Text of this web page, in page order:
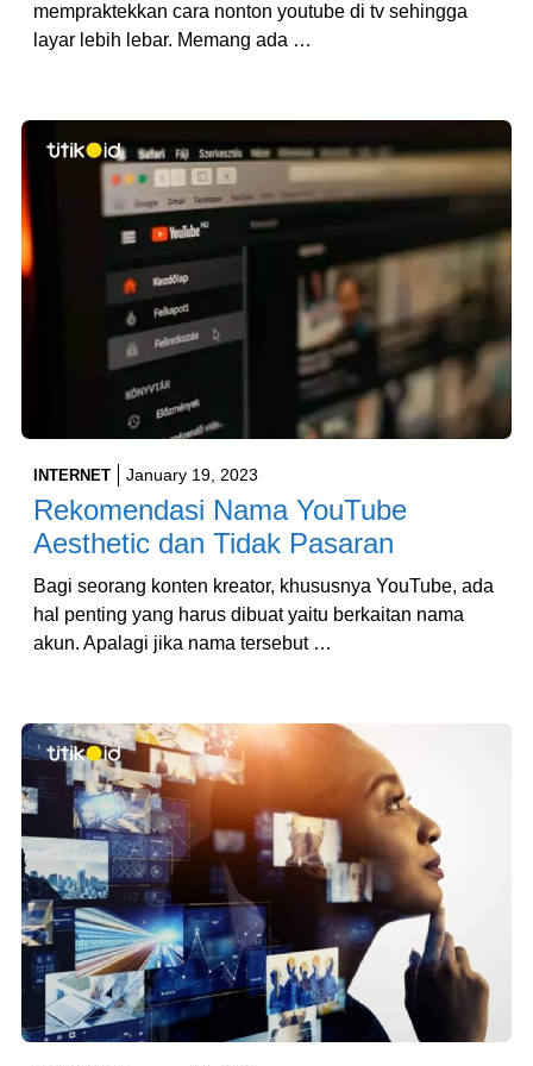
mempraktekkan cara nonton youtube di tv sehingga
layar lebih lebar. Memang ada …
INTERNET January 19, 2023
Rekomendasi Nama YouTube
Aesthetic dan Tidak Pasaran
Bagi seorang konten kreator, khususnya YouTube, ada
hal penting yang harus dibuat yaitu berkaitan nama
akun. Apalagi jika nama tersebut …